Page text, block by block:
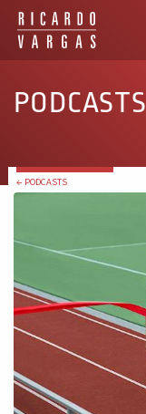
PODCASTS
← PODCASTS